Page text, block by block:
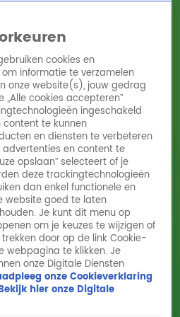
Radio 10 zendersHitlijsten
ActiesShowsAlle zenders
een luxe uitstraling
cookies en
informatie te verzamelen
onze website(s), jouw gedrag
cookies accepteren”
ingeschakeld
te kunnen
en diensten te verbeteren
en content te
opslaan” selecteert of je
deze trackingtechnologieën
dan enkel functionele en
website goed te laten
Je kunt dit menu op
om je keuzes te wijzigen of
door op de link Cookie-
webpagina te klikken. Je
onze Digitale Diensten
onze Cookieverklaring
hier onze Digitale